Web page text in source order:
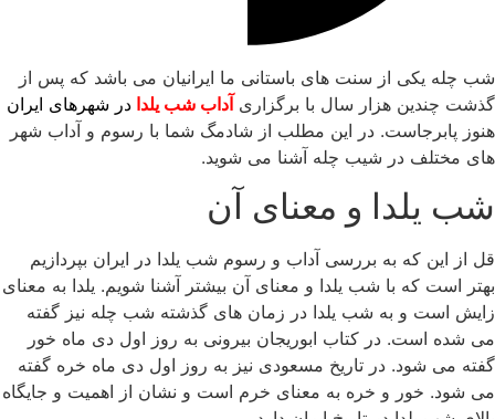
شب چله یکی از سنت های باستانی ما ایرانیان می باشد که پس از
گذشت چندین هزار سال با برگزاری آداب شب یلدا در شهرهای ایران
هنوز پابرجاست. در این مطلب از شادمگ شما با رسوم و آداب شهر
های مختلف در شیب چله آشنا می شوید.
شب یلدا و معنای آن
قل از این که به بررسی آداب و رسوم شب یلدا در ایران بپردازیم
بهتر است که با شب یلدا و معنای آن بیشتر آشنا شویم. یلدا به معنای
زایش است و به شب یلدا در زمان های گذشته شب چله نیز گفته
می شده است. در کتاب ابوریجان بیرونی به روز اول دی ماه خور
گفته می شود. در تاریخ مسعودی نیز به روز اول دی ماه خره گفته
می شود. خور و خره به معنای خرم است و نشان از اهمیت و جایگاه